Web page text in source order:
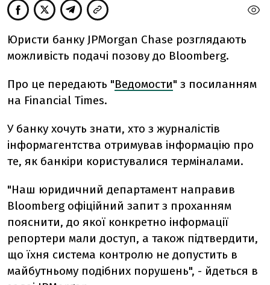
Юристи банку JPMorgan Chase розглядають
можливість подачі позову до Bloomberg.
Про це передають "Ведомости" з посиланням
на Financial Times.
У банку хочуть знати, хто з журналістів
інформагентства отримував інформацію про
те, як банкіри користувалися терміналами.
"Наш юридичний департамент направив
Bloomberg офіційний запит з проханням
пояснити, до якої конкретно інформації
репортери мали доступ, а також підтвердити,
що їхня система контролю не допустить в
майбутньому подібних порушень", - йдеться в